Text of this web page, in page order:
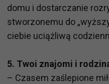
domu i dostarczanie
stworzonemu do
ciebie uciążliwą
5. Twoi znajomi i
– Czasem zaślepione